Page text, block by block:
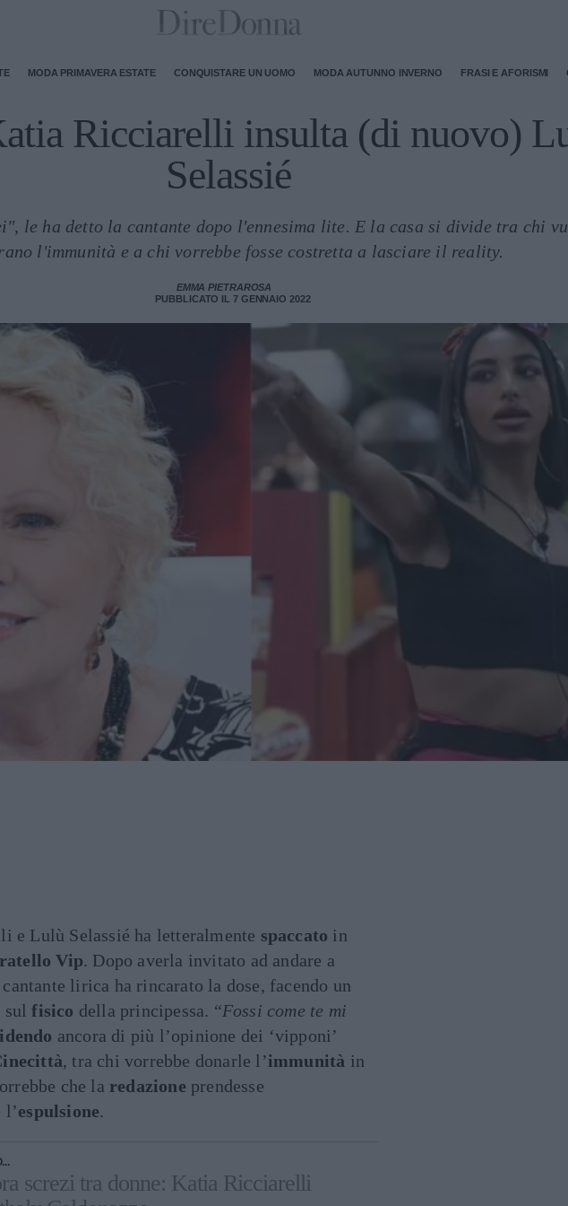
MODA PRIMAVERA ESTATE CONQUISTARE UN UOMO MODA AUTUNNO INVERNO FRASI E AFORISMI
Ricciarelli insulta (di nuovo)
Selassié
le ha detto la cantante dopo l'ennesima lite. E la casa si divide tra chi
l'immunità e a chi vorrebbe fosse costretta a lasciare il reality.
EMMA PIETRAROSA
PUBBLICATO IL 7 GENNAIO 2022
e Lulù Selassié ha letteralmente spaccato in
Vip. Dopo averla invitato ad andare a
lirica ha rincarato la dose, facendo un
sulfisico della principessa. “Fossi come te mi
ancora di più l’opinione dei ‘vipponi’
, tra chi vorrebbe donarle l’immunità in
che la redazione prendesse
l’espulsione.
screzi tra donne: Katia Ricciarelli